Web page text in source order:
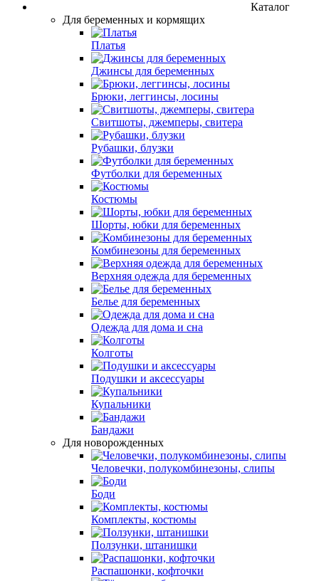
Каталог
Для беременных и кормящих
Платья
Джинсы для беременных
Брюки, леггинсы, лосины
Свитшоты, джемперы, свитера
Рубашки, блузки
Футболки для беременных
Костюмы
Шорты, юбки для беременных
Комбинезоны для беременных
Верхняя одежда для беременных
Белье для беременных
Одежда для дома и сна
Колготы
Подушки и аксессуары
Купальники
Бандажи
Для новорожденных
Человечки, полукомбинезоны, слипы
Боди
Комплекты, костюмы
Ползунки, штанишки
Распашонки, кофточки